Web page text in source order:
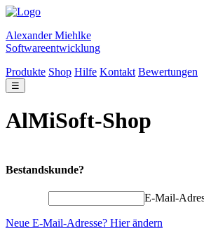
Alexander Miehlke
Softwareentwicklung
Produkte Shop Hilfe Kontakt Bewertungen
☰
AlMiSoft-Shop
Bestandskunde?
E-Mail-
Neue E-Mail-Adresse? Hier ändern